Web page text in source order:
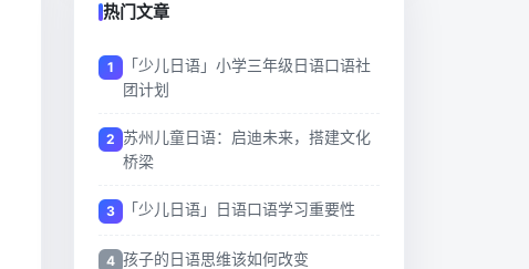
热门文章
「少儿日语」小学三年级日语口语社
团计划
苏州儿童日语：启迪未来，搭建文化
桥梁
「少儿日语」日语口语学习重要性
孩子的日语思维该如何改变